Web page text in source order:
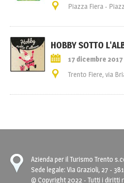
Piazza Fiera -
HOBBY SOTTO
17 dicembre 2017
Trento Fiere, via
Azienda per il Turismo Trento
Sede legale: Via Grazioli, 27 -
© Copyright 2022 - Tutti i diritti